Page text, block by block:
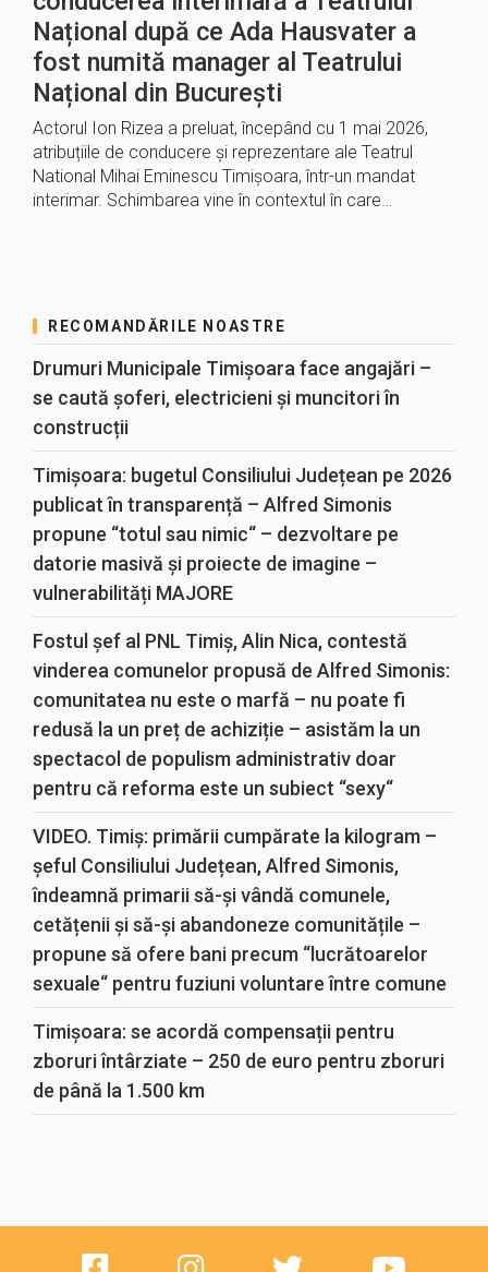
Național după ce Ada Hausvater a
fost numită manager al Teatrului
Național din București
Actorul Ion Rizea a preluat, începând cu 1 mai 2026,
atribuțiile de conducere și reprezentare ale Teatrul
National Mihai Eminescu Timișoara, într-un mandat
interimar. Schimbarea vine în contextul în care…
RECOMANDĂRILE NOASTRE
Drumuri Municipale Timișoara face angajări –
se caută șoferi, electricieni și muncitori în
construcții
Timișoara: bugetul Consiliului Județean pe 2026
publicat în transparență – Alfred Simonis
propune “totul sau nimic“ – dezvoltare pe
datorie masivă și proiecte de imagine –
vulnerabilități MAJORE
Fostul șef al PNL Timiș, Alin Nica, contestă
vinderea comunelor propusă de Alfred Simonis:
comunitatea nu este o marfă – nu poate fi
redusă la un preț de achiziție – asistăm la un
spectacol de populism administrativ doar
pentru că reforma este un subiect “sexy“
VIDEO. Timiș: primării cumpărate la kilogram –
șeful Consiliului Județean, Alfred Simonis,
îndeamnă primarii să-și vândă comunele,
cetățenii și să-și abandoneze comunitățile –
propune să ofere bani precum “lucrătoarelor
sexuale“ pentru fuziuni voluntare între comune
Timișoara: se acordă compensații pentru
zboruri întârziate – 250 de euro pentru zboruri
de până la 1.500 km